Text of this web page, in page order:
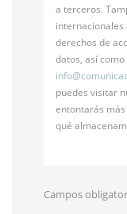
a terceros.
internacionales
derechos de
datos, así
info@
puedes visitar
entontarás
qué
Campos